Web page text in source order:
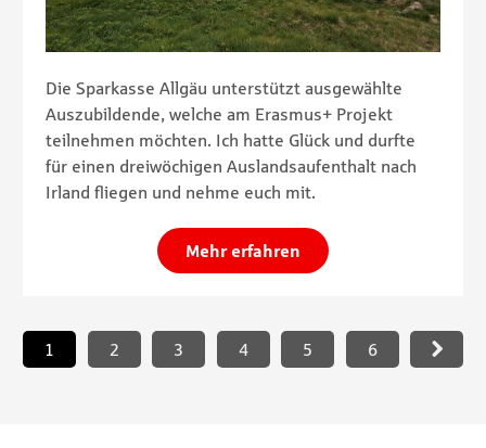
Die Sparkasse Allgäu unterstützt ausgewählte
Auszubildende, welche am Erasmus+ Projekt
teilnehmen möchten. Ich hatte Glück und durfte
für einen dreiwöchigen Auslandsaufenthalt nach
Irland fliegen und nehme euch mit.
Mehr erfahren
Paginierung
1
2 3 4 5 6